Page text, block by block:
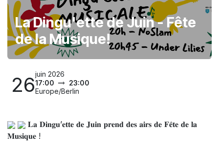
La Dingu'ette de Juin - Fête
de la Musique!
26juin 2026
17:00
23:00
Europe/Berlin
𝐋𝐚 𝐃𝐢𝐧𝐠𝐮’𝐞𝐭𝐭𝐞 𝐝𝐞 𝐉𝐮𝐢𝐧 𝐩𝐫𝐞𝐧𝐝 𝐝𝐞𝐬 𝐚𝐢𝐫𝐬 𝐝𝐞 𝐅𝐞̂𝐭𝐞 𝐝𝐞 𝐥𝐚
𝐌𝐮𝐬𝐢𝐪𝐮𝐞 !